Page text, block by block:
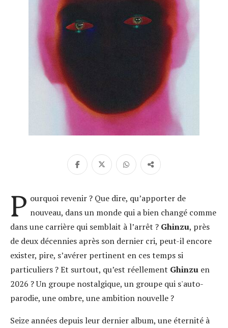
P ourquoi revenir ? Que dire, qu’apporter de
nouveau, dans un monde qui a bien changé comme
dans une carrière qui semblait à l’arrêt ? Ghinzu, près
de deux décennies après son dernier cri, peut-il encore
exister, pire, s’avérer pertinent en ces temps si
particuliers ? Et surtout, qu’est réellement Ghinzu en
2026 ? Un groupe nostalgique, un groupe qui s'auto-
parodie, une ombre, une ambition nouvelle ?
Seize années depuis leur dernier album, une éternité à